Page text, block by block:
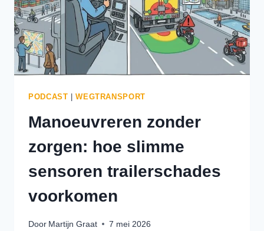
PODCAST |WEGTRANSPORT
Manoeuvreren zonder
zorgen: hoe slimme
sensoren trailerschades
voorkomen
Door Martijn Graat 7 mei 2026